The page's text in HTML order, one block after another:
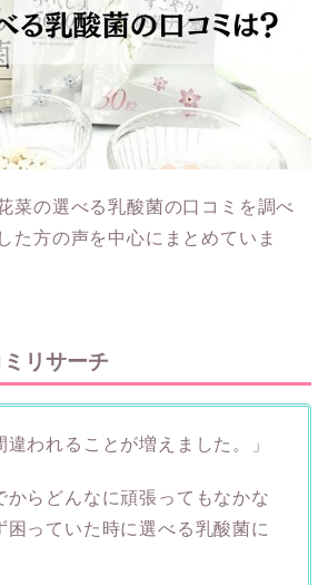
菜の選べる乳酸菌の口コミを調べ
た方の声を中心にまとめていま
リサーチ
違われることが増えました。」
からどんなに頑張ってもなかな
困っていた時に選べる乳酸菌に